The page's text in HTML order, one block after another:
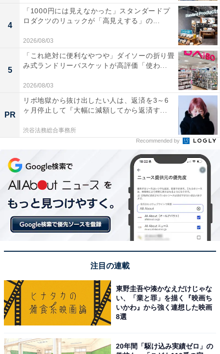
4
「1000円には見えなかった」スタンダードプ
ロダクツのリュックが「高見えする」の...
2026/08/03
5
「これ絶対に便利なやつや」ダイソーの折り畳
み式ランドリーバスケットが高評価「使わ...
2026/08/03
PR
リボ地獄から抜け出したい人は、返済を3～6
ヶ月停止して『大幅に減額してから返済す...
渋谷法務総合事務所
Recommended by
注目の連載
東野圭吾や湊かなえだけじゃな
い、「業と罪」を描く『映画ち
いかわ』から強く連想した映画
8選
20年間「駆け込み実績ゼロ」の